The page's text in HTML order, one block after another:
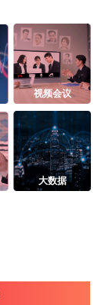
视频会议
大数据